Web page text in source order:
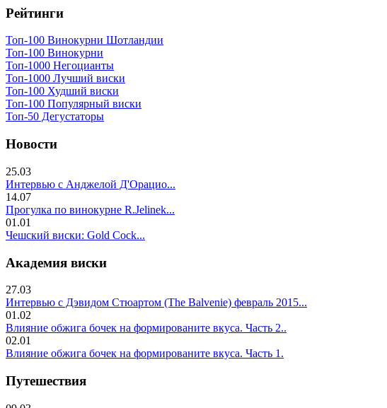
Рейтинги
Топ-100 Винокурни Шотландии
Топ-100 Винокурни
Топ-1000 Негоцианты
Топ-1000 Лучший виски
Топ-100 Худший виски
Топ-100 Популярный виски
Топ-50 Дегустаторы
Новости
25.03
Интервью с Анджелой Д'Орацио...
14.07
Прогулка по винокурне R.Jelinek...
01.01
Чешский виски: Gold Cock...
Академия виски
27.03
Интервью с Дэвидом Стюартом (The Balvenie) февраль 2015...
01.02
Влияние обжига бочек на формированите вкуса. Часть 2..
02.01
Влияние обжига бочек на формированите вкуса. Часть 1.
Путешествия